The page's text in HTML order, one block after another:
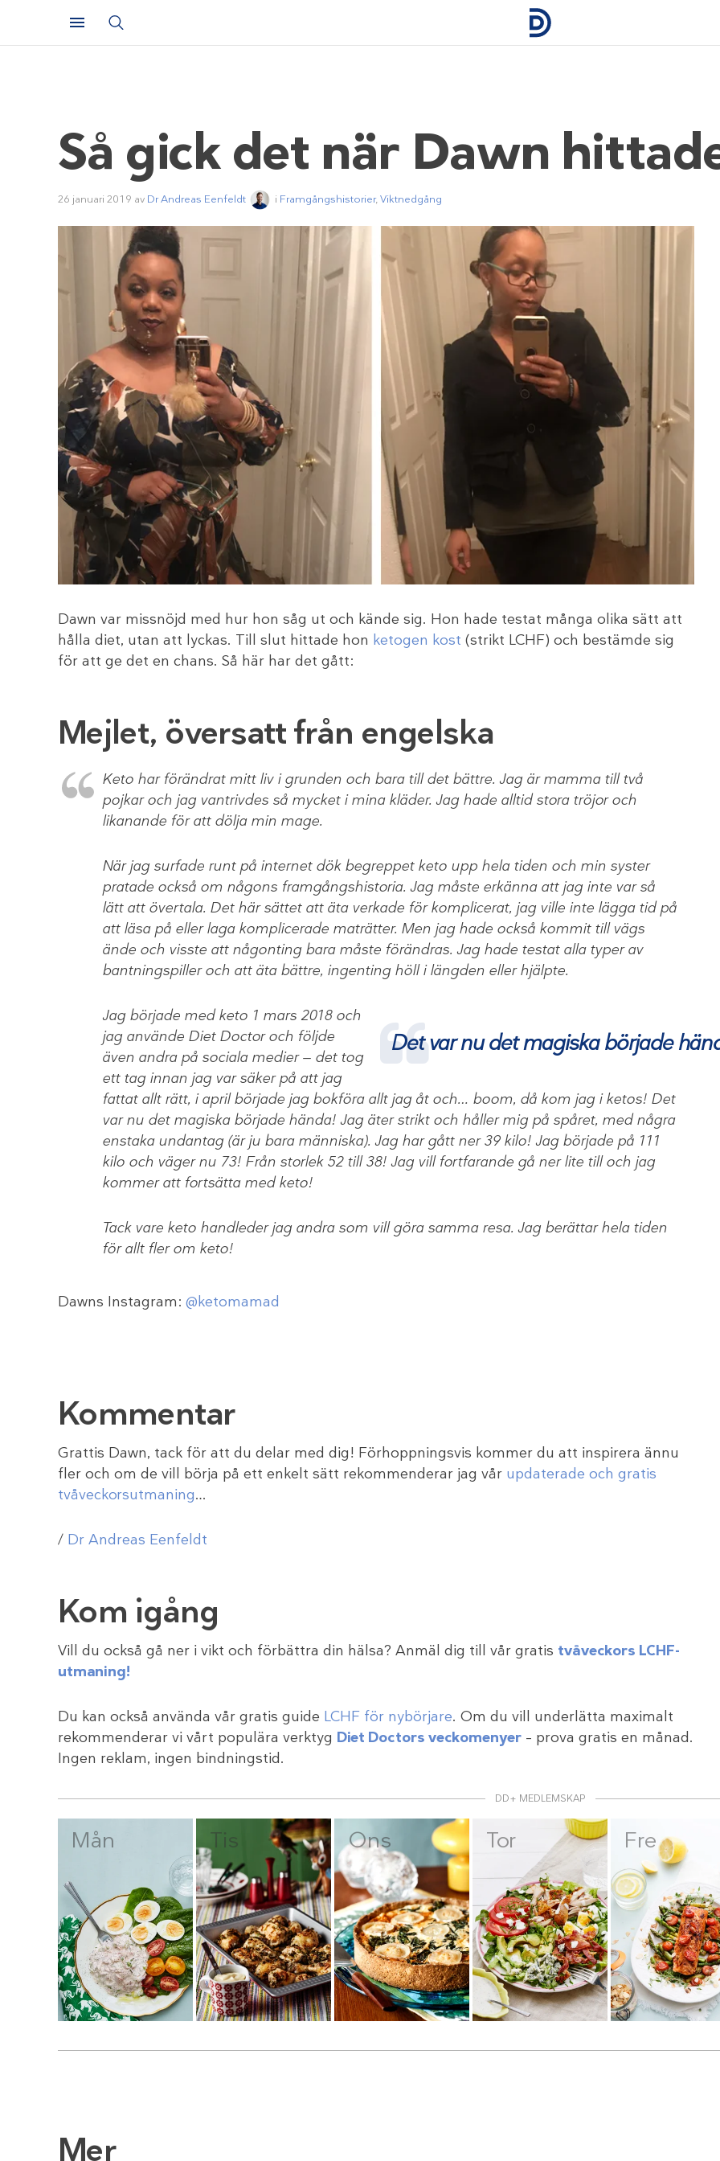
Så gick det när Dawn
26 januari 2019 av Dr Andreas Eenfeldt i Framgångshistorier,Viktnedgång
Dawn var missnöjd med hur hon såg ut och kände sig. Hon hade testat många olika sätt att
hålla diet, utan att lyckas. Till slut hittade hon ketogen kost (strikt LCHF) och bestämde sig
för att ge det en chans. Så här har det gått:
Mejlet, översatt från engelska
Keto har förändrat mitt liv i grunden och bara till det bättre. Jag är mamma till två
pojkar och jag vantrivdes så mycket i mina kläder. Jag hade alltid stora tröjor och
likanande för att dölja min mage.
När jag surfade runt på internet dök begreppet keto upp hela tiden och min syster
pratade också om någons framgångshistoria. Jag måste erkänna att jag inte var så
lätt att övertala. Det här sättet att äta verkade för komplicerat, jag ville inte lägga tid på
att läsa på eller laga komplicerade maträtter. Men jag hade också kommit till vägs
ände och visste att någonting bara måste förändras. Jag hade testat alla typer av
bantningspiller och att äta bättre, ingenting höll i längden eller hjälpte.
Det var nu det magiska började
Jag började med keto 1 mars 2018 och
jag använde Diet Doctor och följde
även andra på sociala medier — det tog
ett tag innan jag var säker på att jag
fattat allt rätt, i april började jag bokföra allt jag åt och… boom, då kom jag i ketos! Det
var nu det magiska började hända! Jag äter strikt och håller mig på spåret, med några
enstaka undantag (är ju bara människa). Jag har gått ner 39 kilo! Jag började på 111
kilo och väger nu 73! Från storlek 52 till 38! Jag vill fortfarande gå ner lite till och jag
kommer att fortsätta med keto!
Tack vare keto handleder jag andra som vill göra samma resa. Jag berättar hela tiden
för allt fler om keto!
Dawns Instagram: @ketomamad
Kommentar
Grattis Dawn, tack för att du delar med dig! Förhoppningsvis kommer du att inspirera ännu
fler och om de vill börja på ett enkelt sätt rekommenderar jag vår updaterade och gratis
tvåveckorsutmaning…
/ Dr Andreas Eenfeldt
Kom igång
Vill du också gå ner i vikt och förbättra din hälsa? Anmäl dig till vår gratis tvåveckors LCHF-
utmaning!
Du kan också använda vår gratis guide LCHF för nybörjare. Om du vill underlätta maximalt
rekommenderar vi vårt populära verktyg Diet Doctors veckomenyer – prova gratis en månad.
Ingen reklam, ingen bindningstid.
DD+ MEDLEMSKAP
Mån Tis Ons Tor Fre
Mer